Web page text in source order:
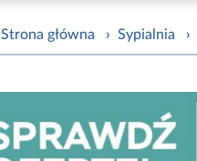
Strona główna › Sypialnia ›